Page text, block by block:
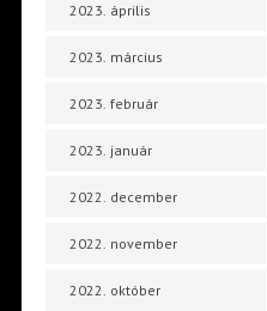
2023. április
2023. március
2023. február
2023. január
2022. december
2022. november
2022. október